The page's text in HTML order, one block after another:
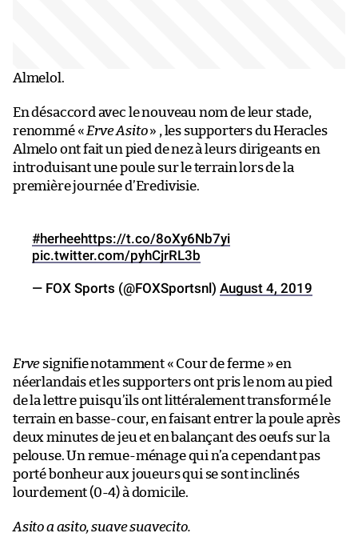
Almelol.
En désaccord avec le nouveau nom de leur stade,
renommé « Erve Asito» , les supporters du Heracles
Almelo ont fait un pied de nez à leurs dirigeants en
introduisant une poule sur le terrain lors de la
première journée d’Eredivisie.
#herheehttps://t.co/8oXy6Nb7yi
pic.twitter.com/pyhCjrRL3b
— FOX Sports (@FOXSportsnl) August 4, 2019
Erve signifie notamment « Cour de ferme » en
néerlandais et les supporters ont pris le nom au pied
de la lettre puisqu’ils ont littéralement transformé le
terrain en basse-cour, en faisant entrer la poule après
deux minutes de jeu et en balançant des oeufs sur la
pelouse. Un remue-ménage qui n’a cependant pas
porté bonheur aux joueurs qui se sont inclinés
lourdement (0-4) à domicile.
Asito a asito, suave suavecito.